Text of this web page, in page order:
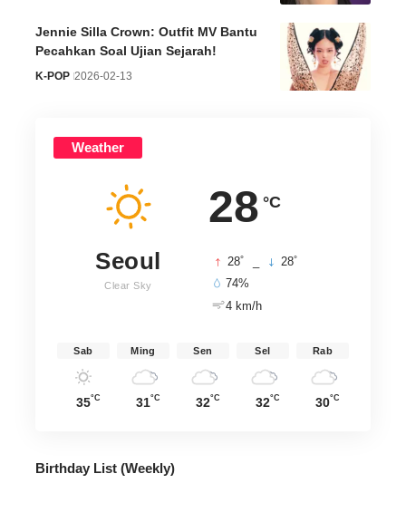
Jennie Silla Crown: Outfit MV Bantu
Pecahkan Soal Ujian Sejarah!
K-POP 2026-02-13
Weather
28 °C
Seoul
Clear Sky
28° 28°
74%
4 km/h
Sab
35°C
Ming
31°C
Sen
32°C
Sel
32°C
Rab
30°C
Birthday List (Weekly)